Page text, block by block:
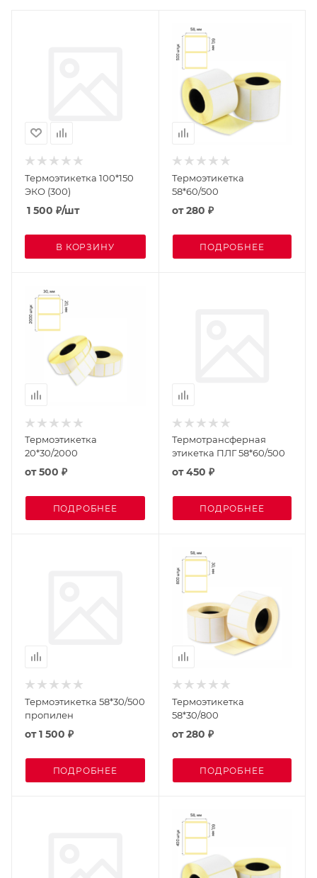
Термоэтикетка 100*150
ЭКО (300)
1 500 ₽/шт
В КОРЗИНУ
Термоэтикетка
58*60/500
от280 ₽
ПОДРОБНЕЕ
Термоэтикетка
20*30/2000
от500 ₽
ПОДРОБНЕЕ
Термотрансферная
этикетка ПЛГ 58*60/500
от450 ₽
ПОДРОБНЕЕ
Термоэтикетка 58*30/500
пропилен
от1 500 ₽
ПОДРОБНЕЕ
Термоэтикетка
58*30/800
от280 ₽
ПОДРОБНЕЕ